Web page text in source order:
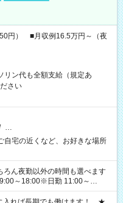
円） ■月収例16.5万円～（夜
ン代も全額支給（規定あ
さい
…
宅の近くなど、お好きな場所
ん夜勤以外の時間も選べます
～18:00※日勤 11:00～
べる施設もあるので、ご希望が
。勤務地により実働時間が異